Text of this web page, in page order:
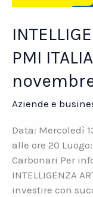
PMI
Aziende e
Data: Mercoledì
alle ore 20
Carbonari Per
INTELLIGENZA
investire con